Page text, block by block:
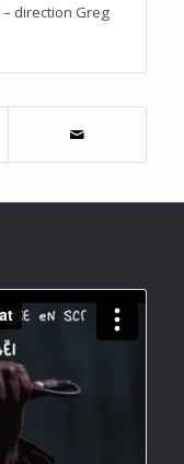
– direction Greg